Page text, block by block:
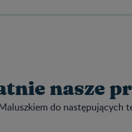
nasze
do następujących